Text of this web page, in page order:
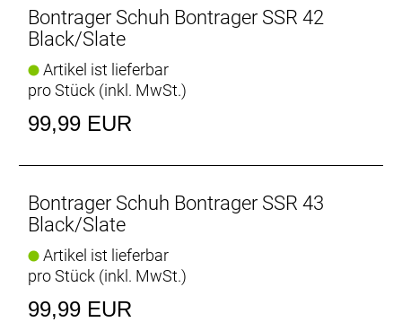
Bontrager Schuh Bontrager SSR 42
Black/Slate
Artikel ist lieferbar
pro Stück (inkl. MwSt.)
99,99 EUR
Bontrager Schuh Bontrager SSR 43
Black/Slate
Artikel ist lieferbar
pro Stück (inkl. MwSt.)
99,99 EUR